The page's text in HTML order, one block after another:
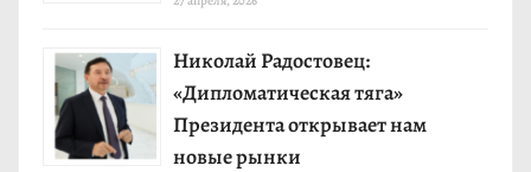
Николай Радостовец:
«Дипломатическая тяга»
Президента открывает нам
новые рынки